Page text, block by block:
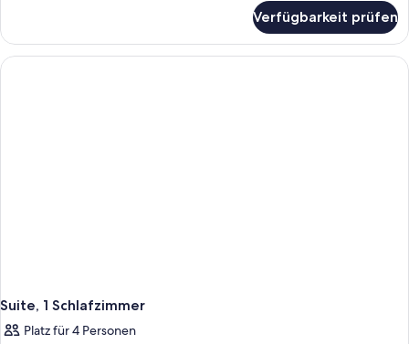
3 Schlafzimmer,
barrierefrei,
Badewanne
Verfügbarkeit prüfen
Suite, 1 Schlafzimmer
Platz für 4 Personen